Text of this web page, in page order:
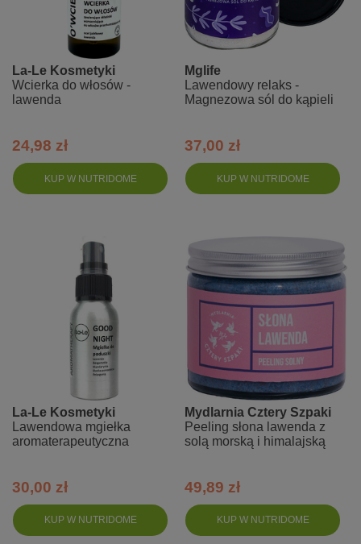
KUP W NUTRIDOME
La-Le Kosmetyki
Wcierka do włosów -
lawenda
24,98 zł
KUP W NUTRIDOME
Mglife
Lawendowy relaks -
Magnezowa sól do kąpieli
37,00 zł
KUP W NUTRIDOME
La-Le Kosmetyki
Lawendowa mgiełka
aromaterapeutyczna
30,00 zł
KUP W NUTRIDOME
Mydlarnia Cztery Szpaki
Peeling słona lawenda z
solą morską i himalajską
49,89 zł